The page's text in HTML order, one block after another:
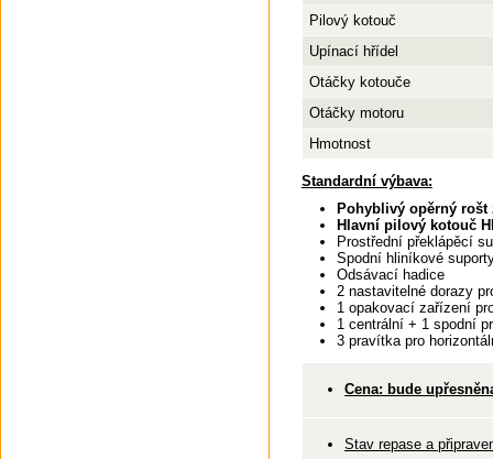
Pilový kotouč
Upínací hřídel
Otáčky kotouče
Otáčky motoru
Hmotnost
Standardní výbava:
Pohyblivý opěrný
Hlavní pilový kotouč
Prostřední překlápěcí
Spodní hliníkové
Odsávací hadice
2 nastavitelné dorazy
1 opakovací zařízení
1 centrální + 1 spodní
3 pravítka pro
Cena: bude
Stav repase a